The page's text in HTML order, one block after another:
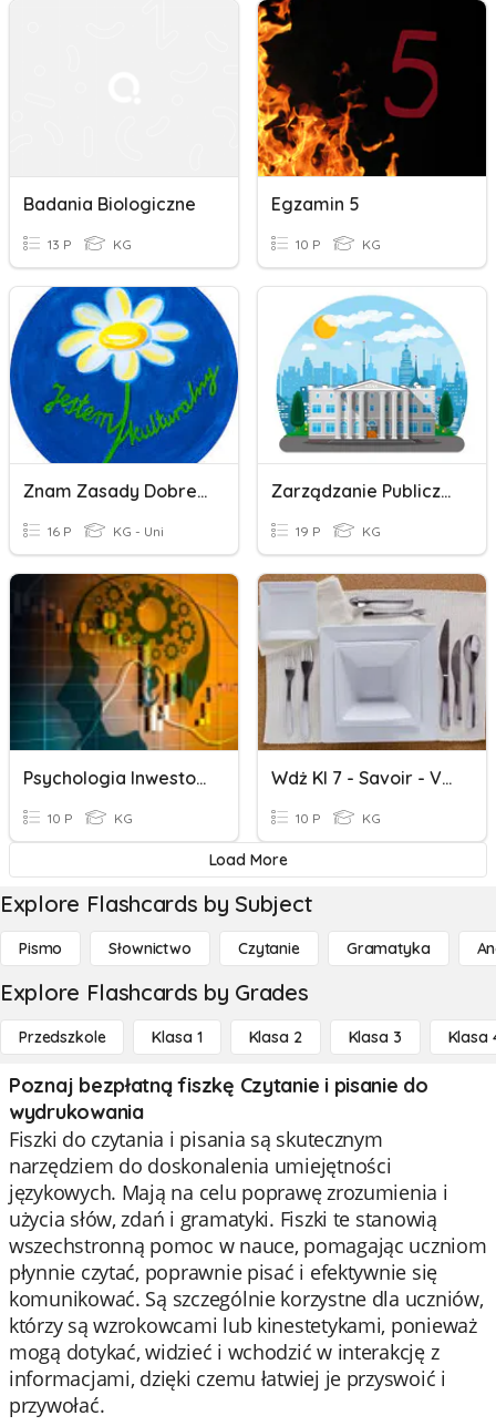
Badania Biologiczne
13 P KG
Egzamin 5
10 P KG
Znam Zasady Dobrego Wychowania
16 P KG - Uni
Zarządzanie Publiczne
19 P KG
Psychologia Inwestowania
10 P KG
Wdż Kl 7 - Savoir - Vivre, Czyli Zasady Dobrego Wychowania
10 P KG
Load More
Explore Flashcards by Subject
Pismo Słownictwo Czytanie Gramatyka
Explore Flashcards by Grades
Przedszkole Klasa 1 Klasa 2 Klasa 3 Klasa
Poznaj bezpłatną fiszkę Czytanie i pisanie do
wydrukowania
Fiszki do czytania i pisania są skutecznym
narzędziem do doskonalenia umiejętności
językowych. Mają na celu poprawę zrozumienia i
użycia słów, zdań i gramatyki. Fiszki te stanowią
wszechstronną pomoc w nauce, pomagając uczniom
płynnie czytać, poprawnie pisać i efektywnie się
komunikować. Są szczególnie korzystne dla uczniów,
którzy są wzrokowcami lub kinestetykami, ponieważ
mogą dotykać, widzieć i wchodzić w interakcję z
informacjami, dzięki czemu łatwiej je przyswoić i
przywołać.